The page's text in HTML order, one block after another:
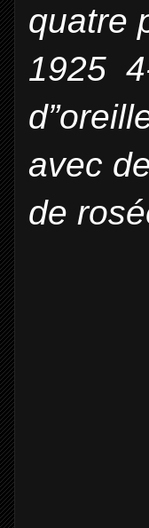
quatre
1925
avec
de